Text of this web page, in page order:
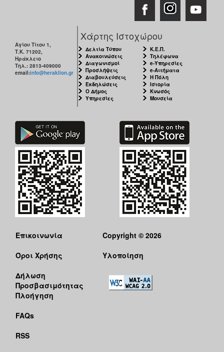
ΔΗΜΟΤΗΣ
Αγίου Τίτου 1,
Τ.Κ. 71202,
Ηράκλειο
Τηλ.: 2813-409000
email:info@heraklion.gr
Χάρτης Ιστοχώρου
Δελτία Τύπου
Ανακοινώσεις
Διαγωνισμοί
Προσλήψεις
Διαβουλεύσεις
Εκδηλώσεις
Ο Δήμος
Υπηρεσίες
Κ.Ε.Π.
Τηλέφωνα
e-Υπηρεσίες
e-Αιτήματα
Η Πόλη
Ιστορία
Κνωσός
Μουσεία
Επικοινωνία
Όροι Χρήσης
Δήλωση
Προσβασιμότητας
Πλοήγηση
FAQs
RSS
Copyright © 2026
Υλοποίηση